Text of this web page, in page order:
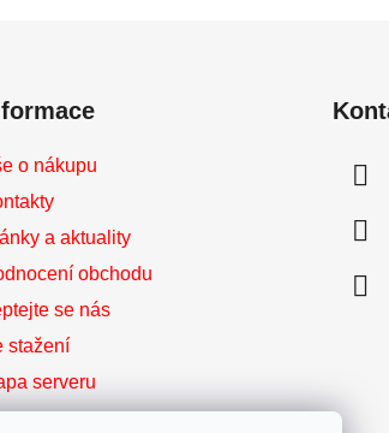
o nákupu
a aktuality
obchodu
se nás
stažení
serveru